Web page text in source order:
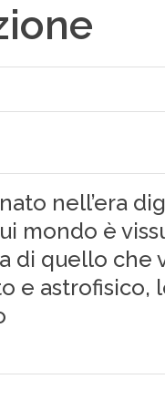
nell’era
mondo è
di quello che
e astrofisico,